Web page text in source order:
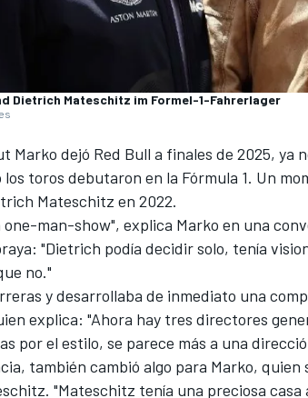
Dietrich Mateschitz im Formel-1-Fahrerlager
Marko dejó Red Bull a finales de 2025, ya
toros debutaron en la Fórmula 1. Un
Mateschitz en 2022.
one-man-show", explica Marko en una
"Dietrich podía decidir solo, tenía
no."
y desarrollaba de inmediato una
explica: "Ahora hay tres directores
por el estilo, se parece más a una
también cambió algo para Marko,
"Mateschitz tenía una preciosa